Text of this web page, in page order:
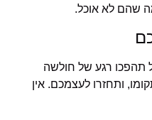
שהם לא אוכל.
תהפכו רגע של חולשה
ותחזרו לעצמכם. אין